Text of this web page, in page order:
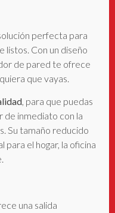
perfecta para
listos. Con un diseño
de pared te ofrece
que vayas.
, para que puedas
de inmediato con la
Su tamaño reducido
el hogar, la oficina
una salida